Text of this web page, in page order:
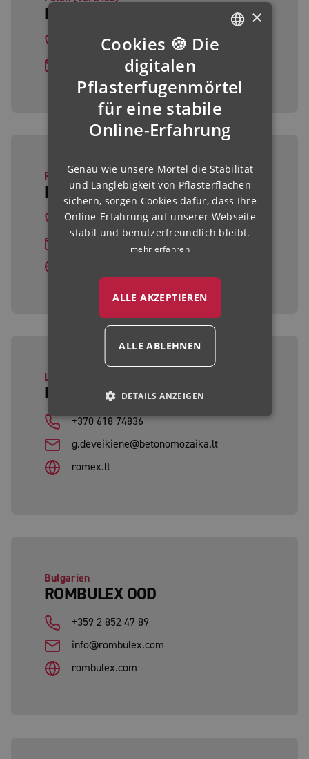
Robert Kieniksman
+48 513836633
r.kieniksman@romex.de
Polen (Verarbeitung)
ROMEX® Sp. z o.o.
+48 604 591 631
info@rompox.pl
Litauen
ROMEX® BALTIKUM
+370 618 74836
g.deveikiene@betonomozaika.lt
romex.lt
Bulgarien
ROMBULEX OOD
+359 2 852 47 89
info@rombulex.com
rombulex.com
FRENCH
FINNISH
NORWEGIAN
HUNGARIAN
×
Cookies 🍪 Die
digitalen
Pflasterfugenmörtel
für eine stabile
Online-Erfahrung
Genau wie unsere Mörtel die Stabilität
und Langlebigkeit von Pflasterflächen
sichern, sorgen Cookies dafür, dass Ihre
Online-Erfahrung auf unserer Webseite
stabil und benutzerfreundlich bleibt.
mehr erfahren
ALLE AKZEPTIEREN
ALLE ABLEHNEN
DETAILS ANZEIGEN